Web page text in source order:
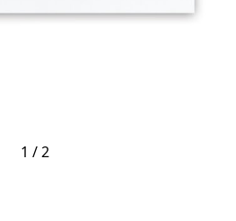
1 /2